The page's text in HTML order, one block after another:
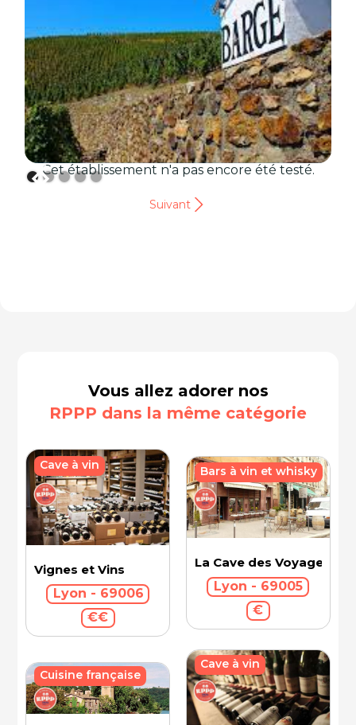
Cet établissement n'a pas encore été testé.
Suivant
Vous allez adorer nos
RPPP dans la même catégorie
Vignes et Vins
Lyon - 69006
€€
Cave à vin
La Cave des Voyageurs
Lyon - 69005
€
Bars à vin et whisky
Cuisine française
Cave à vin